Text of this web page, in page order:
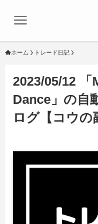
ホーム トレード日記
2023/05/12 「
Dance」の自
ログ【コウの